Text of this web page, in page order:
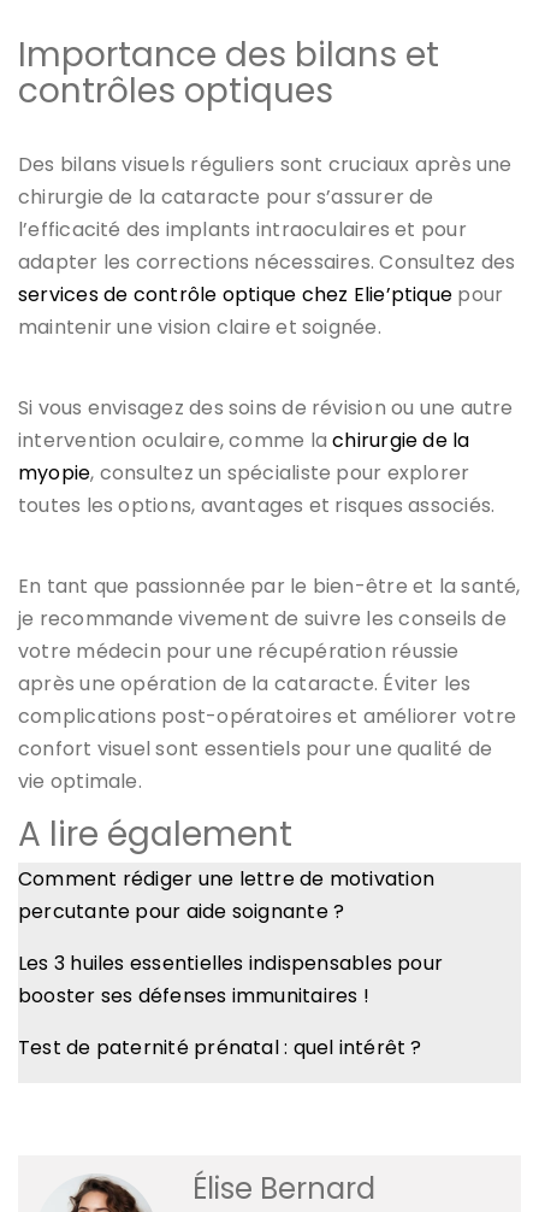
Importance des bilans et
contrôles optiques
Des bilans visuels réguliers sont cruciaux après une
chirurgie de la cataracte pour s’assurer de
l’efficacité des implants intraoculaires et pour
adapter les corrections nécessaires. Consultez des
services de contrôle optique chez Elie’ptique pour
maintenir une vision claire et soignée.
Si vous envisagez des soins de révision ou une autre
intervention oculaire, comme lachirurgie de la
myopie, consultez un spécialiste pour explorer
toutes les options, avantages et risques associés.
En tant que passionnée par le bien-être et la santé,
je recommande vivement de suivre les conseils de
votre médecin pour une récupération réussie
après une opération de la cataracte. Éviter les
complications post-opératoires et améliorer votre
confort visuel sont essentiels pour une qualité de
vie optimale.
A lire également
Comment rédiger une lettre de motivation
percutante pour aide soignante ?
Les 3 huiles essentielles indispensables pour
booster ses défenses immunitaires !
Test de paternité prénatal : quel intérêt ?
Élise Bernard